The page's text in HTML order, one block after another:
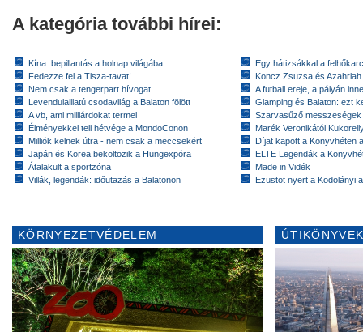
A kategória további hírei:
Kína: bepillantás a holnap világába
Fedezze fel a Tisza-tavat!
Nem csak a tengerpart hívogat
Levendulaillatú csodavilág a Balaton fölött
A vb, ami milliárdokat termel
Élményekkel teli hétvége a MondoConon
Milliók kelnek útra - nem csak a meccsekért
Japán és Korea beköltözik a Hungexpóra
Átalakult a sportzóna
Villák, legendák: időutazás a Balatonon
Egy hátizsákkal a
Koncz Zsuzsa és
A futball ereje, a pályán
Glamping és Balaton: ezt
Szarvasűző messzeségek
Marék Veronikától
Díjat kapott a Könyvhéten
ELTE Legendák a
Made in Vidék
Ezüstöt nyert a Kodolányi
KÖRNYEZETVÉDELEM